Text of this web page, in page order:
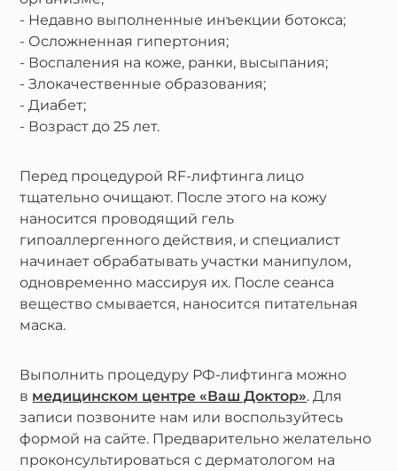
Недавно выполненные инъекции ботокса;
Осложненная гипертония;
Воспаления на коже, ранки, высыпания;
Злокачественные образования;
Диабет;
Возраст до 25 лет.
Перед процедурой RF-лифтинга лицо
тщательно очищают. После этого на кожу
наносится проводящий гель
гипоаллергенного действия, и специалист
начинает обрабатывать участки манипулом,
одновременно массируя их. После сеанса
вещество смывается, наносится питательная
маска.
Выполнить процедуру РФ-лифтинга можно
в медицинском центре «Ваш Доктор». Для
записи позвоните нам или воспользуйтесь
формой на сайте. Предварительно желательно
проконсультироваться с дерматологом на